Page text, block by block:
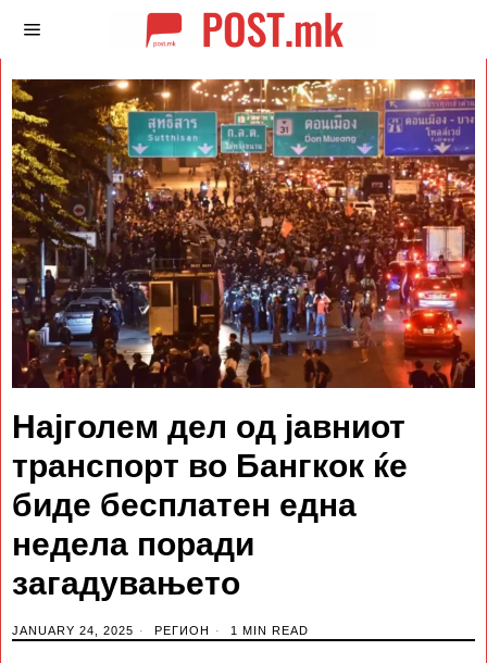
Најголем дел од јавниот
транспорт во Бангкок ќе
биде бесплатен една
недела поради
загадувањето
JANUARY 24, 2025 РЕГИОН 1 MIN READ